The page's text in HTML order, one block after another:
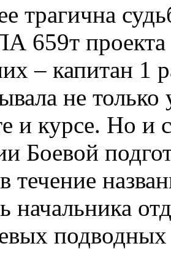
трагична
659т проекта
– капитан 1
не
и курсе. Но и
Боевой
течение
начальника